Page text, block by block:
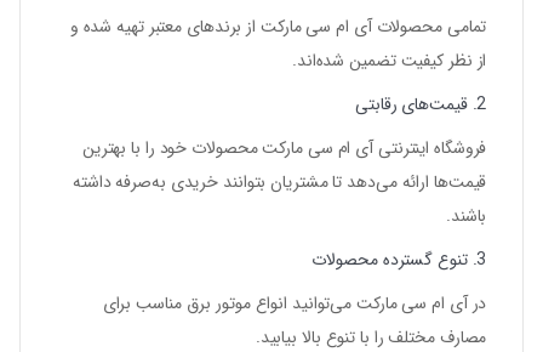
تمامی محصولاتآی ام سی مارکت از برندهای معتبر تهیه شده و
از نظر کیفیت تضمین شده‌اند.
2. قیمت‌های رقابتی
فروشگاه اینترنتی آی ام سی مارکت محصولات خود را با بهترین
قیمت‌ها ارائه می‌دهد تا مشتریان بتوانند خریدی به‌صرفه داشته
باشند.
3. تنوع گسترده محصولات
در آی ام سی مارکت می‌توانید انواع موتور برق مناسب برای
مصارف مختلف را با تنوع بالا بیابید.